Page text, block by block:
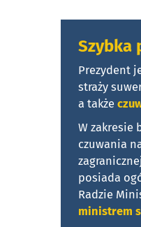
Szybka
Prezydent
straży
a także
W zakresie
czuwania
posiada
Radzie
ministrem